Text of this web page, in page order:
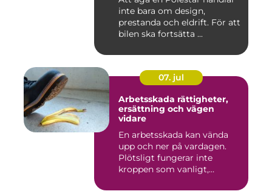
inte bara om design,
prestanda och eldrift. För att
bilen ska fortsätta ...
07. jul
Arbetsskada rättigheter,
ersättning och vägen
vidare
En arbetsskada kan vända
upp och ner på vardagen.
Plötsligt fungerar inte
kroppen som vanligt,